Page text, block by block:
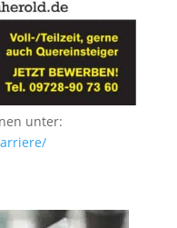
unter: